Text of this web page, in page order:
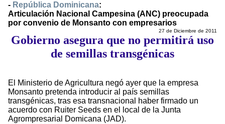
- República Dominicana:
Articulación Nacional Campesina (ANC) preocupada
por convenio de Monsanto con empresarios
27 de Diciembre de 2011
Gobierno asegura que no permitirá uso
de semillas transgénicas
El Ministerio de Agricultura negó ayer que la empresa
Monsanto pretenda introducir al país semillas
transgénicas, tras esa transnacional haber firmado un
acuerdo con Ruiter Seeds en el local de la Junta
Agrompresarial Domicana (JAD).